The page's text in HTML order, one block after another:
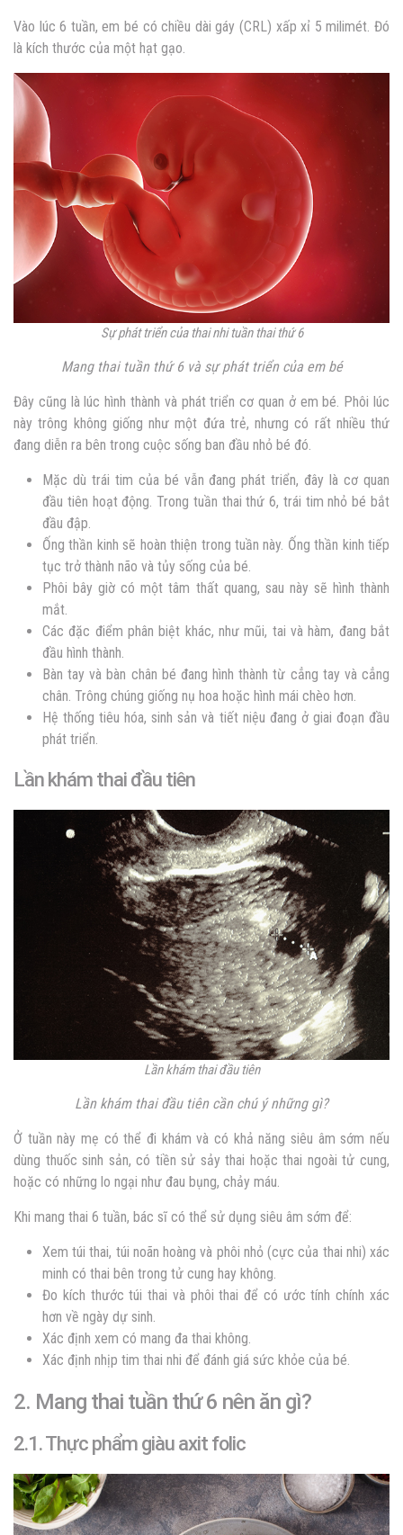
Vào lúc 6 tuần, em bé có chiều dài gáy (CRL) xấp xỉ 5 milimét. Đó
là kích thước của một hạt gạo.
Sự phát triển của thai nhi tuần thai thứ 6
Mang thai tuần thứ 6 và sự phát triển của em bé
Đây cũng là lúc hình thành và phát triển cơ quan ở em bé. Phôi lúc
này trông không giống như một đứa trẻ, nhưng có rất nhiều thứ
đang diễn ra bên trong cuộc sống ban đầu nhỏ bé đó.
Mặc dù trái tim của bé vẫn đang phát triển, đây là cơ quan
đầu tiên hoạt động. Trong tuần thai thứ 6, trái tim nhỏ bé bắt
đầu đập.
Ống thần kinh sẽ hoàn thiện trong tuần này. Ống thần kinh tiếp
tục trở thành não và tủy sống của bé.
Phôi bây giờ có một tâm thất quang, sau này sẽ hình thành
mắt.
Các đặc điểm phân biệt khác, như mũi, tai và hàm, đang bắt
đầu hình thành.
Bàn tay và bàn chân bé đang hình thành từ cẳng tay và cẳng
chân. Trông chúng giống nụ hoa hoặc hình mái chèo hơn.
Hệ thống tiêu hóa, sinh sản và tiết niệu đang ở giai đoạn đầu
phát triển.
Lần khám thai đầu tiên
Lần khám thai đầu tiên
Lần khám thai đầu tiên cần chú ý những gì?
Ở tuần này mẹ có thể đi khám và có khả năng siêu âm sớm nếu
dùng thuốc sinh sản, có tiền sử sảy thai hoặc thai ngoài tử cung,
hoặc có những lo ngại như đau bụng, chảy máu.
Khi mang thai 6 tuần, bác sĩ có thể sử dụng siêu âm sớm để:
Xem túi thai, túi noãn hoàng và phôi nhỏ (cực của thai nhi) xác
minh có thai bên trong tử cung hay không.
Đo kích thước túi thai và phôi thai để có ước tính chính xác
hơn về ngày dự sinh.
Xác định xem có mang đa thai không.
Xác định nhịp tim thai nhi để đánh giá sức khỏe của bé.
2. Mang thai tuần thứ 6 nên ăn gì?
2.1. Thực phẩm giàu axit folic